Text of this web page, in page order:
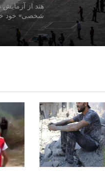
هند از آزمایش
شخصی» خود
بشردوستانه،
چالش جدی
اتاق تجارت و
دومین نشست
برگزار کرد